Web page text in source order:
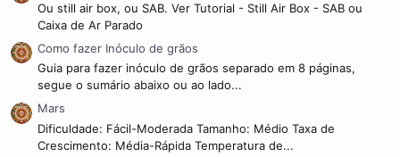
Ou still air box, ou SAB. Ver Tutorial - Still Air Box - SAB ou
Caixa de Ar Parado
Como fazer Inóculo de grãos
Guia para fazer inóculo de grãos separado em 8 páginas,
segue o sumário abaixo ou ao lado...
Mars
Dificuldade: Fácil-Moderada Tamanho: Médio Taxa de
Crescimento: Média-Rápida Temperatura de...